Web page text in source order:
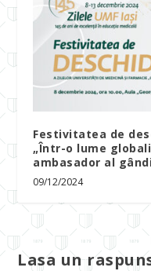
Festivitatea de
„Într-o lume
ambasador al
09/12/2024
Lasa un